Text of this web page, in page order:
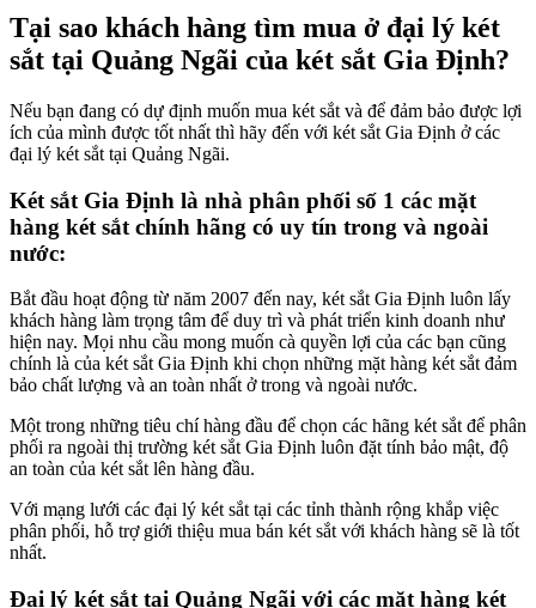
Tại sao khách hàng tìm mua ở đại lý két
sắt tại Quảng Ngãi của két sắt Gia Định?
Nếu bạn đang có dự định muốn mua két sắt và để đảm bảo được lợi
ích của mình được tốt nhất thì hãy đến với két sắt Gia Định ở các
đại lý két sắt tại Quảng Ngãi.
Két sắt Gia Định là nhà phân phối số 1 các mặt
hàng két sắt chính hãng có uy tín trong và ngoài
nước:
Bắt đầu hoạt động từ năm 2007 đến nay, két sắt Gia Định luôn lấy
khách hàng làm trọng tâm để duy trì và phát triển kinh doanh như
hiện nay. Mọi nhu cầu mong muốn cà quyền lợi của các bạn cũng
chính là của két sắt Gia Định khi chọn những mặt hàng két sắt đảm
bảo chất lượng và an toàn nhất ở trong và ngoài nước.
Một trong những tiêu chí hàng đầu để chọn các hãng két sắt để phân
phối ra ngoài thị trường két sắt Gia Định luôn đặt tính bảo mật, độ
an toàn của két sắt lên hàng đầu.
Với mạng lưới các đại lý két sắt tại các tỉnh thành rộng khắp việc
phân phối, hỗ trợ giới thiệu mua bán két sắt với khách hàng sẽ là tốt
nhất.
Đại lý két sắt tại Quảng Ngãi với các mặt hàng két